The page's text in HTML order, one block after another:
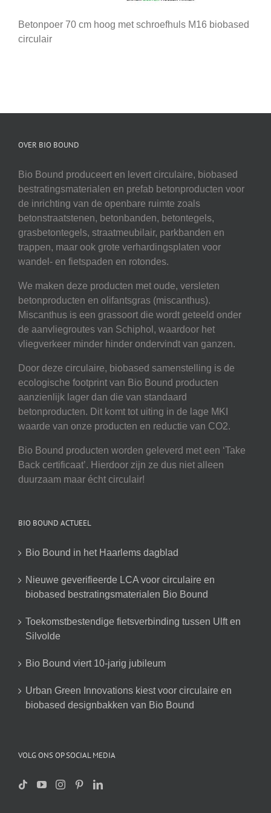
Betonpoer 70 cm hoog met schroefhuls M16 biobased
circulair
OVER BIO BOUND
Bio Bound produceert en levert circulaire, biobased
bestratingsmaterialen en prefab betonproducten voor
de inrichting van de openbare ruimte zoals
betonstraatstenen, betonbanden, betontegels,
grasbetontegels, straatmeubilair, parkbanden en
trappen, maar ook grote verhardingsplaten voor
wandel- en fietspaden en rotondes.
We maken deze producten met oude, versleten
betonproducten en olifantsgras (miscanthus).
Miscanthus is een grassoort die wordt geteeld onder
de aanvliegroutes van Schiphol, waardoor het
vliegverkeer minder hinder ondervindt van ganzen.
Door deze circulaire, biobased samenstelling is de
ecologische footprint van Bio Bound producten
aanzienlijk lager dan die van standaard
betonproducten. Dit komt tot uiting in de lage MKI
waarde van onze producten en reductie van CO2.
Bio Bound producten worden geleverd met een ‘Take
Back certificaat’. Hierdoor zijn ze dus niet alleen
duurzaam maar écht circulair!
BIO BOUND ACTUEEL
Bio Bound in het Haarlems dagblad
Nieuwe geverifieerde LCA voor circulaire en
biobased bestratingsmaterialen Bio Bound
Toekomstbestendige fietsverbinding tussen Ulft en
Silvolde
Bio Bound viert 10-jarig jubileum
Urban Green Innovations kiest voor circulaire en
biobased designbakken van Bio Bound
VOLG ONS OP SOCIAL MEDIA